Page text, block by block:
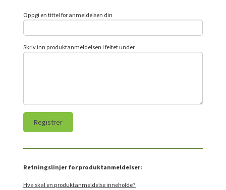
Oppgi en tittel for anmeldelsen din
Skriv inn produktanmeldelsen i feltet under
Retningslinjer for produktanmeldelser:
Hva skal en produktanmeldelse inneholde?